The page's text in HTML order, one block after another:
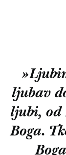
ljubav
ljubi, od
Boga.